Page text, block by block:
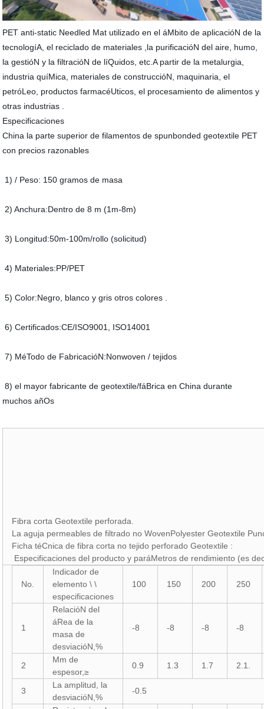
PET anti-static Needled Mat utilizado en el áMbito de aplicacióN de la
tecnologíA, el reciclado de materiales ,la purificacióN del aire, humo,
la gestióN y la filtracióN de líQuidos, etc.A partir de la metalurgia,
industria quíMica, materiales de construccióN, maquinaria, el
petróLeo, productos farmacéUticos, el procesamiento de alimentos y
otras industrias .
Especificaciones
China la parte superior de filamentos de spunbonded geotextile PET
con precios razonables
1) / Peso: 150 gramos de masa
2) Anchura:Dentro de 8 m (1m-8m)
3) Longitud:50m-100m/rollo (solicitud)
4) Materiales:PP/PET
5) Color:Negro, blanco y gris otros colores .
6) Certificados:CE/ISO9001, ISO14001
7) MéTodo de FabricacióN:Nonwoven / tejidos
8) el mayor fabricante de geotextile/fáBrica en China durante
muchos añOs
Fibra corta Geotextile perforada.
La aguja permeables de filtrado no WovenPolyester Geotextile
Ficha téCnica de fibra corta no tejido perforado Geotextile :
Especificaciones del producto y paráMetros de rendimiento (es
No.
Indicador de
elemento \ \
especificaciones
100 150 200 250
1
RelacióN del
áRea de la
masa de
desviacióN,%
-8 -8 -8 -8
2
Mm de
espesor,≥
0.9 1.3 1.7 2.1.
3
La amplitud, la
desviacióN,%
-0.5